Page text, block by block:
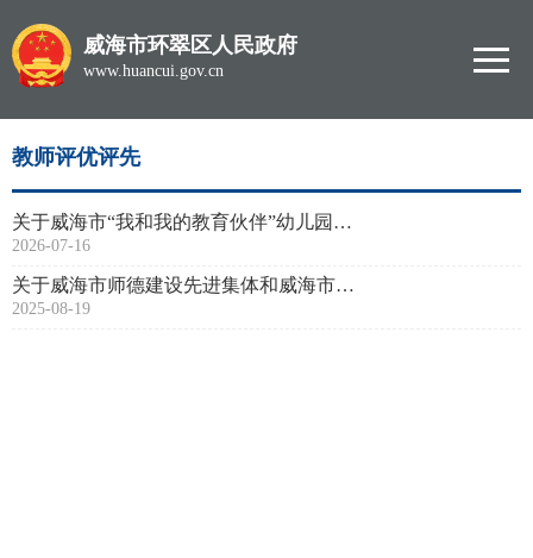
威海市环翠区人民政府
www.huancui.gov.cn
教师评优评先
关于威海市“我和我的教育伙伴”幼儿园优秀游戏活动、生活活动案例拟推荐名单的公示
2026-07-16
关于威海市师德建设先进集体和威海市师德标兵的公示
2025-08-19